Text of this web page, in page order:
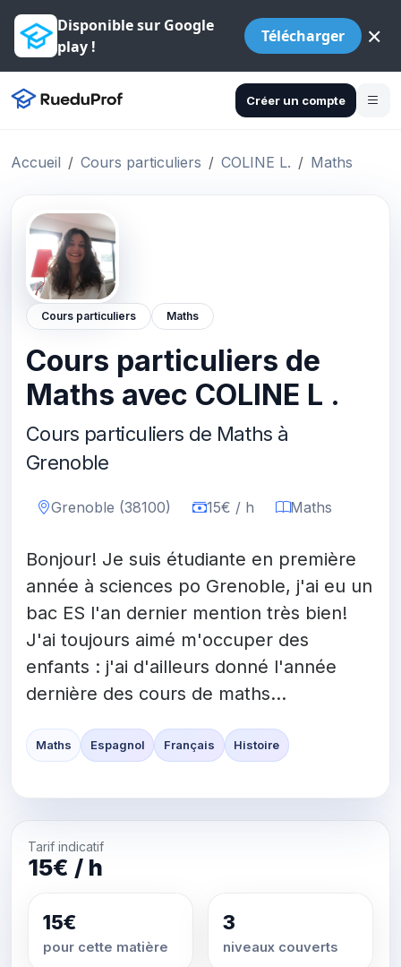
Disponible sur Google
play !
Télécharger ×
Créer un compte
Accueil Cours particuliers COLINE L. Maths
Cours particuliers Maths
Cours particuliers de
Maths avec COLINE L .
Cours particuliers de Maths à
Grenoble
Grenoble (38100) 15€ / h Maths
Bonjour! Je suis étudiante en première
année à sciences po Grenoble, j'ai eu un
bac ES l'an dernier mention très bien!
J'ai toujours aimé m'occuper des
enfants : j'ai d'ailleurs donné l'année
dernière des cours de maths...
Maths Espagnol Français Histoire
Tarif indicatif
15€ / h
15€
pour cette matière
3
niveaux couverts